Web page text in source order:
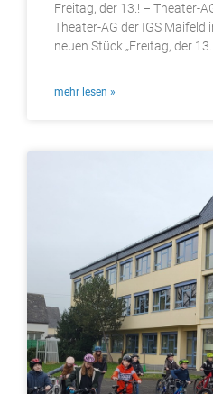
Freitag, der 13.! – Theater-
Theater-AG der IGS Maifeld
neuen Stück „Freitag, der
mehr lesen »